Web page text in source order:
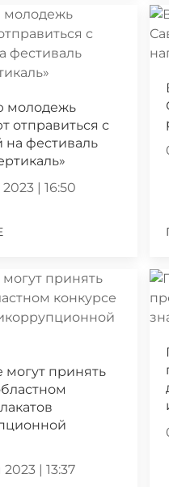
молодежь
отправиться с
на фестиваль
| 16:50
принять
| 13:37